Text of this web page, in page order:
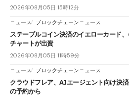
2026年08月05日 15時12分
ニュース ブロックチェーンニュース
ステーブルコイン決済のイエローカード
チャートが出資
2026年08月05日 11時59分
ニュース ブロックチェーンニュース
クラウドフレア、AIエージェント向け決
の予約から